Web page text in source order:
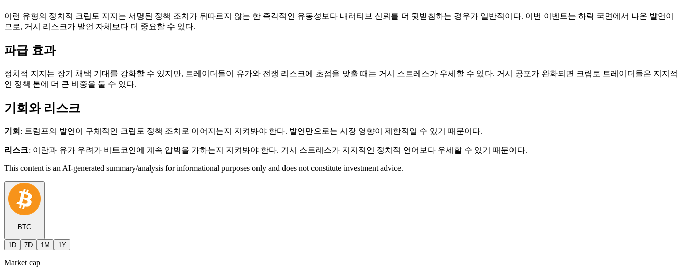
이런 유형의 정치적 크립토 지지는 서명된 정책 조치가 뒤따르지 않는 한 즉각적인 유동성보다 내러티브 신뢰를 더 뒷받침하는 경우가 일반적이다. 이번 이벤트는 하락 국면에서 나온 발언이
므로, 거시 리스크가 발언 자체보다 더 중요할 수 있다.
파급 효과
정치적 지지는 장기 채택 기대를 강화할 수 있지만, 트레이더들이 유가와 전쟁 리스크에 초점을 맞출 때는 거시 스트레스가 우세할 수 있다. 거시 공포가 완화되면 크립토 트레이더들은 지지적
인 정책 톤에 더 큰 비중을 둘 수 있다.
기회와 리스크
기회 : 트럼프의 발언이 구체적인 크립토 정책 조치로 이어지는지 지켜봐야 한다. 발언만으로는 시장 영향이 제한적일 수 있기 때문이다.
리스크: 이란과 유가 우려가 비트코인에 계속 압박을 가하는지 지켜봐야 한다. 거시 스트레스가 지지적인 정치적 언어보다 우세할 수 있기 때문이다.
This content is an AI-generated summary/analysis for informational purposes only and does not constitute investment advice.
BTC
1D 7D 1M 1Y
Market cap